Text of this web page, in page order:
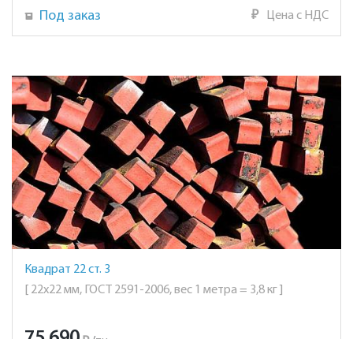
Под заказ ₽ Цена с НДС
Квадрат 22 ст. 3
[ 22х22 мм, ГОСТ 2591-2006, вес 1 метра = 3,8 кг ]